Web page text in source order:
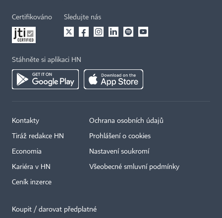
Certifikováno Sledujte nás
Stáhněte si aplikaci HN
Kontakty
Tiráž redakce HN
Economia
Kariéra v HN
Ceník inzerce
Ochrana osobních údajů
Prohlášení o cookies
Nastavení soukromí
Všeobecné smluvní podmínky
Koupit / darovat předplatné